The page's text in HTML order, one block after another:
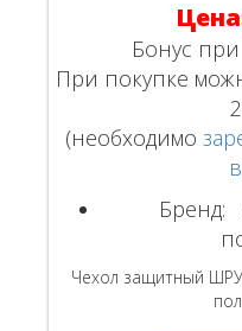
Бонус
При покупке
(необходимо
Бренд:
Чехол защитный